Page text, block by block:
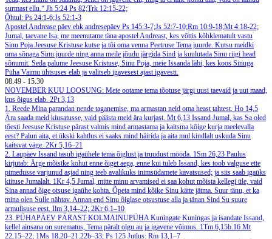
surmast ellu.“ Jh 5:24 Ps 82;Trk 12:15-22;
Õhtul: Ps 24:1-6;Js 52:1-3
Apostel Andrease päev ehk andresepäev Ps 145:3-7;Js 52:7-10;Rm 10:9-18;Mt 4:18-22;
Jumal, taevane Isa, me meenutame täna apostel Andreast, kes võttis kõhklematult vastu
Sinu Poja Jeesuse Kristuse kutse ja tõi oma venna Peetruse Tema juurde. Kutsu meidki
oma sõnaga Sinu juurde ning anna meile jõudu järgida Sind ja kuulutada Sinu riigi head
sõnumit. Seda palume Jeesuse Kristuse, Sinu Poja, meie Issanda läbi, kes koos Sinuga
Püha Vaimu ühtsuses elab ja valitseb igavesest ajast igavesti.
08.49 - 15.30
NOVEMBER KUU LOOSUNG: Meie ootame tema tõotuse järgi uusi taevaid ja uut maad,
kus õigus elab. 2Pt 3,13
1. Reede Mina parandan nende taganemise, ma armastan neid oma heast tahtest. Ho 14,5
Ära saada meid kiusatusse, vaid päästa meid ära kurjast. Mt 6,13 Issand Jumal, kas Sa oled
tõesti Jeesuse Kristuse pärast valmis mind armastama ja kaitsma kõige kurja meelevalla
eest? Palun aita, et ükski kahtlus ei saaks mind häirida ja aita mul kindlalt uskuda Sinu
kaitsvat väge. 2Kr 5,16–21
2. Laupäev Issand tasub igaühele tema õiglust ja truudust mööda. 1Sm 26,23 Paulus
kirjutab: Ärge mõistke kohut enne õiget aega, enne kui tuleb Issand, kes toob valguse ette
pimedusse varjunud asjad ning teeb avalikuks inimsüdamete kavatsused; ja siis saab igaüks
kiituse Jumalalt. 1Kr 4,5 Jumal, mitte minu arvamised ei saa kohut mõista kellegi üle, vaid
Sina annad õige otsuse igaühe kohta. Õpeta mind kõike Sinu kätte jätma. Suur tänu, et ka
mina olen Sulle nähtav. Annan end Sinu õiglase otsustuse alla ja tänan Sind Su suure
armulisuse eest. Ilm 3,14–22; 2Kr 6,1–10
23. PÜHAPÄEV PÄRAST KOLMAINUPÜHAKuningate Kuningas ja isandate Issand,
kellel ainsana on surematus, Tema päralt olgu au ja igavene võimus. 1Tm 6,15b.16 Mt
22,15–22; 1Ms 18,20–21.22b–33; Ps 125 Jutlus: Rm 13,1–7